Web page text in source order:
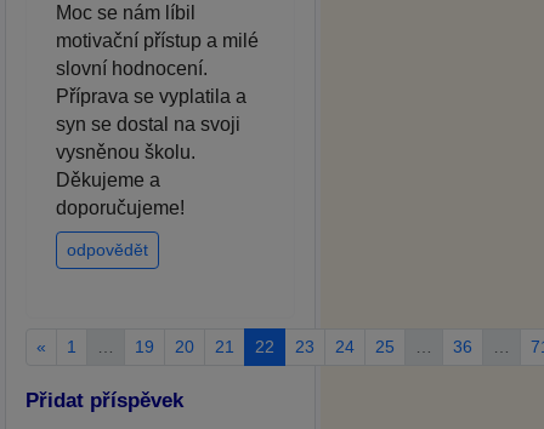
Moc se nám líbil
motivační přístup a milé
slovní hodnocení.
Příprava se vyplatila a
syn se dostal na svoji
vysněnou školu.
Děkujeme a
doporučujeme!
odpovědět
« 1 19 20 21 22 23 24 25 36
Přidat příspěvek